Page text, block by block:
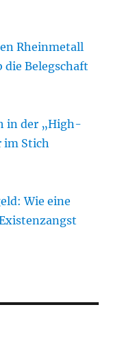
Rheinmetall
die Belegschaft
in der „High-
im Stich
Wie eine